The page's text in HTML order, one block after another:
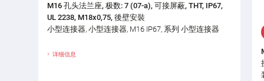
M16 孔头法兰座, 极数: 7 (07-a), 可接屏蔽, THT, IP67,
UL 2238, M18x0,75, 後壁安裝
小型连接器, 小型连接器, M16 IP67, 系列 小型连接器
详细信息